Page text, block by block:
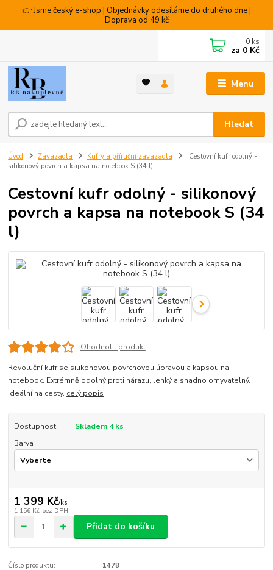
👉 Jsme český e-shop | Objednávky odesíláme do druhého dne |
Doprava od 49 kč
Menu
Hledat
0 ks
za 0 Kč
Úvod Zavazadla Kufry a příruční zavazadla
Cestovní kufr odolný -
silikonový povrch a kapsa na notebook S (34 l)
Cestovní kufr odolný - silikonový
povrch a kapsa na notebook S (34
l)
Ohodnotit produkt
Revoluční kufr se silikonovou povrchovou úpravou a kapsou na
notebook. Extrémně odolný proti nárazu, lehký a snadno omyvatelný.
Ideální na cesty. celý popis
Dostupnost
Skladem 4 ks
Barva
1 399 Kč/ks
1 156 Kč bez DPH
Přidat do košíku
Číslo produktu:
1478